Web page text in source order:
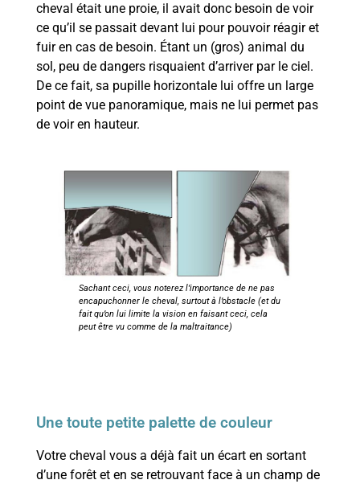
cheval était une proie, il avait donc besoin de voir
ce qu’il se passait devant lui pour pouvoir réagir et
fuir en cas de besoin. Étant un (gros) animal du
sol, peu de dangers risquaient d’arriver par le ciel.
De ce fait, sa pupille horizontale lui offre un large
point de vue panoramique, mais ne lui permet pas
de voir en hauteur.
Sachant ceci, vous noterez l’importance de ne pas
encapuchonner le cheval, surtout à l’obstacle (et du
fait qu’on lui limite la vision en faisant ceci, cela
peut être vu comme de la maltraitance)
Une toute petite palette de couleur
Votre cheval vous a déjà fait un écart en sortant
d’une forêt et en se retrouvant face à un champ de